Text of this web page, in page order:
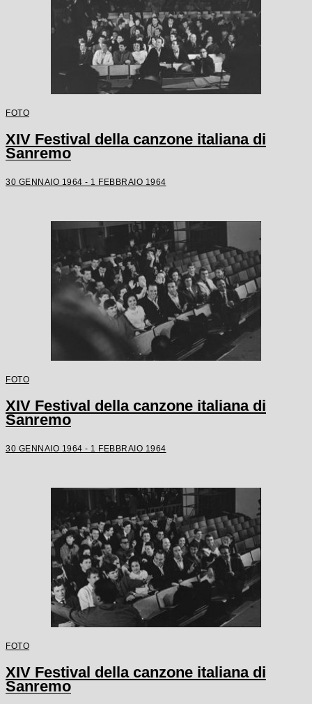
FOTO
XIV Festival della canzone italiana di
Sanremo
30 GENNAIO 1964 - 1 FEBBRAIO 1964
FOTO
XIV Festival della canzone italiana di
Sanremo
30 GENNAIO 1964 - 1 FEBBRAIO 1964
FOTO
XIV Festival della canzone italiana di
Sanremo